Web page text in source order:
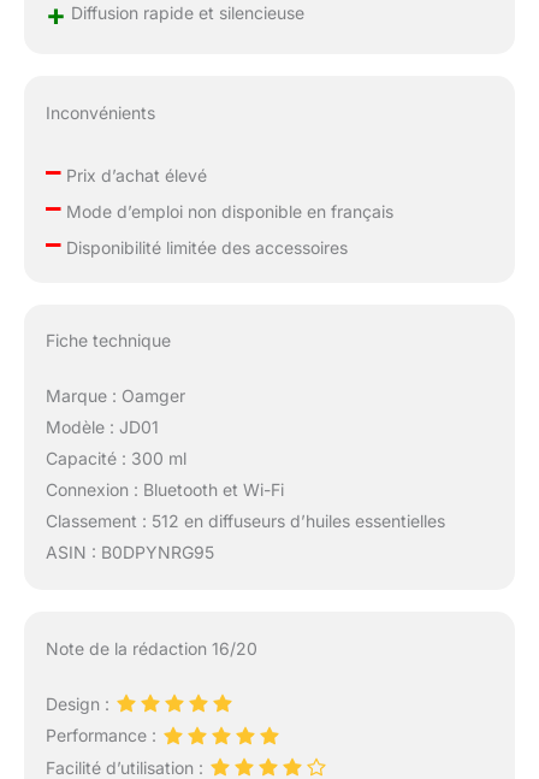
+ Diffusion rapide et silencieuse
Inconvénients
–Prix d’achat élevé
–Mode d’emploi non disponible en français
–Disponibilité limitée des accessoires
Fiche technique
Marque : Oamger
Modèle : JD01
Capacité : 300 ml
Connexion : Bluetooth et Wi-Fi
Classement : 512 en diffuseurs d’huiles essentielles
ASIN : B0DPYNRG95
Note de la rédaction 16/20
Design :
Performance :
Facilité d’utilisation :